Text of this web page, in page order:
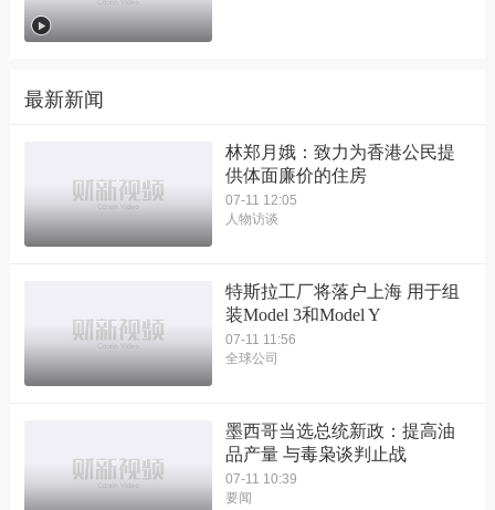
最新新闻
林郑月娥：致力为香港公民提
供体面廉价的住房
07-11 12:05
人物访谈
特斯拉工厂将落户上海 用于组
装Model 3和Model Y
07-11 11:56
全球公司
墨西哥当选总统新政：提高油
品产量 与毒枭谈判止战
07-11 10:39
要闻